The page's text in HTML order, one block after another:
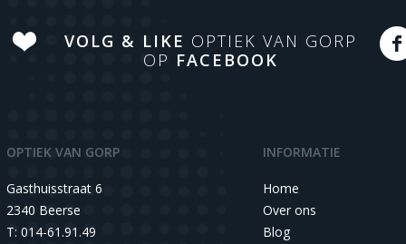
VOLG & LIKE OPTIEK VAN GORP
OP FACEBOOK
OPTIEK VAN GORP
Gasthuisstraat 6
2340 Beerse
T: 014-61.91.49
INFORMATIE
Home
Over ons
Blog